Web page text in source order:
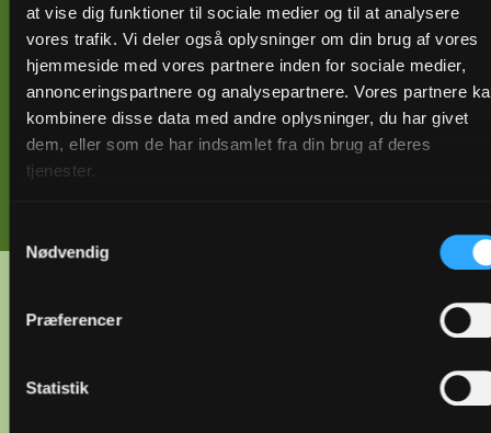
at vise dig funktioner til sociale medier og til at analysere
vores trafik. Vi deler også oplysninger om din brug af vores
hjemmeside med vores partnere inden for sociale medier,
annonceringspartnere og analysepartnere. Vores partnere
kombinere disse data med andre oplysninger, du har givet
dem, eller som de har indsamlet fra din brug af deres
tjenester.
Nødvendig
Præferencer
Statistik
Se, hvordan du selv kan opgøre biofaktoren på jeres
kirkegård og find inspiration og viden om, hvordan I
kan være med til at forøge den ved at skabe
levestedet og flere grønne områder.